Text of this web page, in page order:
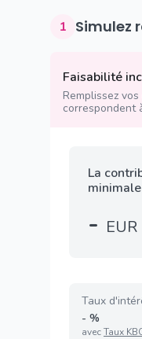
1
Faisabilité
Remplissez
correspondent
La
minimale
- EUR
Taux
- %
avecTaux